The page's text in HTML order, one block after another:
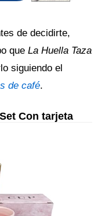
de decidirte,
que La Huella Taza
siguiendo el
de café.
Con tarjeta